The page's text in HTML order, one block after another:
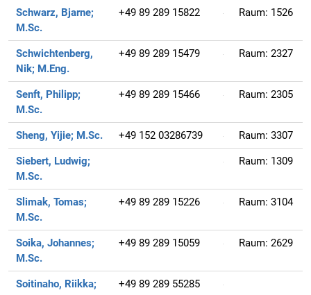
Schwarz, Bjarne;
M.Sc.
+49 89 289 15822 Raum: 1526
Schwichtenberg,
Nik; M.Eng.
+49 89 289 15479 Raum: 2327
Senft, Philipp;
M.Sc.
+49 89 289 15466 Raum: 2305
Sheng, Yijie; M.Sc. +49 152 03286739 Raum: 3307
Siebert, Ludwig;
M.Sc.
Raum: 1309
Slimak, Tomas;
M.Sc.
+49 89 289 15226 Raum: 3104
Soika, Johannes;
M.Sc.
+49 89 289 15059 Raum: 2629
Soitinaho, Riikka;
+49 89 289 55285